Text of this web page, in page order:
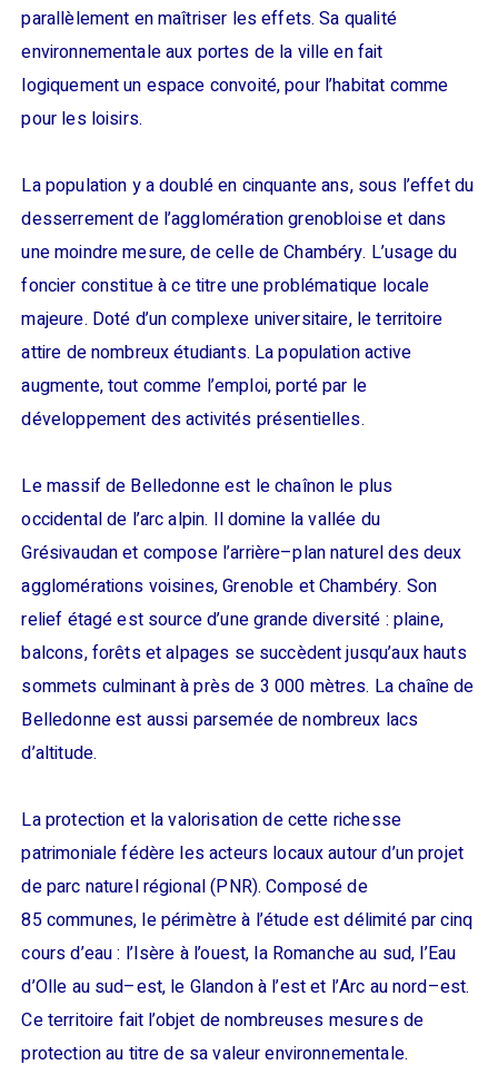
parallèlement en maîtriser les effets. Sa qualité
environnementale aux portes de la ville en fait
logiquement un espace convoité, pour l’habitat comme
pour les loisirs.
La population y a doublé en cinquante ans, sous l’effet du
desserrement de l’agglomération grenobloise et dans
une moindre mesure, de celle de Chambéry. L’usage du
foncier constitue à ce titre une problématique locale
majeure. Doté d’un complexe universitaire, le territoire
attire de nombreux étudiants. La population active
augmente, tout comme l’emploi, porté par le
développement des activités présentielles.
Le massif de Belledonne est le chaînon le plus
occidental de l’arc alpin. Il domine la vallée du
Grésivaudan et compose l’arrière–plan naturel des deux
agglomérations voisines, Grenoble et Chambéry. Son
relief étagé est source d’une grande diversité : plaine,
balcons, forêts et alpages se succèdent jusqu’aux hauts
sommets culminant à près de 3 000 mètres. La chaîne de
Belledonne est aussi parsemée de nombreux lacs
d’altitude.
La protection et la valorisation de cette richesse
patrimoniale fédère les acteurs locaux autour d’un projet
de parc naturel régional (PNR). Composé de
85 communes, le périmètre à l’étude est délimité par cinq
cours d’eau : l’Isère à l’ouest, la Romanche au sud, l’Eau
d’Olle au sud–est, le Glandon à l’est et l’Arc au nord–est.
Ce territoire fait l’objet de nombreuses mesures de
protection au titre de sa valeur environnementale.